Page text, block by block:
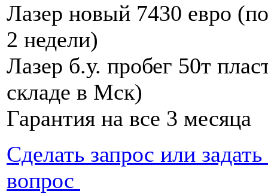
Лазер новый 7430 евро
2 недели)
Лазер б.у. пробег 50т
складе в Мск)
Гарантия на все 3 месяца
Сделать запрос или
вопрос